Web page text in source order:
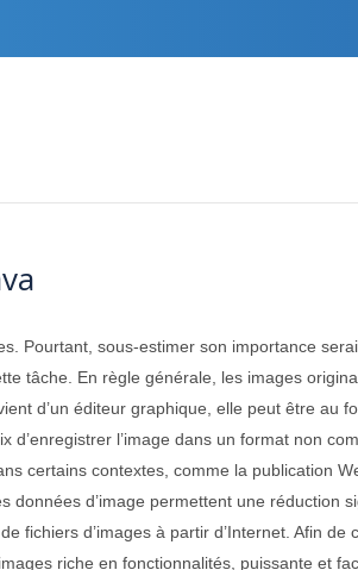
Pourtant, sous-estimer son importance
tâche. En règle générale, les images
d’un éditeur graphique, elle peut être au
l’image dans un format non
certains contextes, comme la publication
d’image permettent une réduction
d’images à partir d’Internet. Afin de
riche en fonctionnalités, puissante et